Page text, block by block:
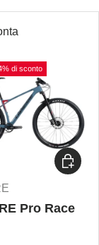
di sconto
Pro Race
Scegli